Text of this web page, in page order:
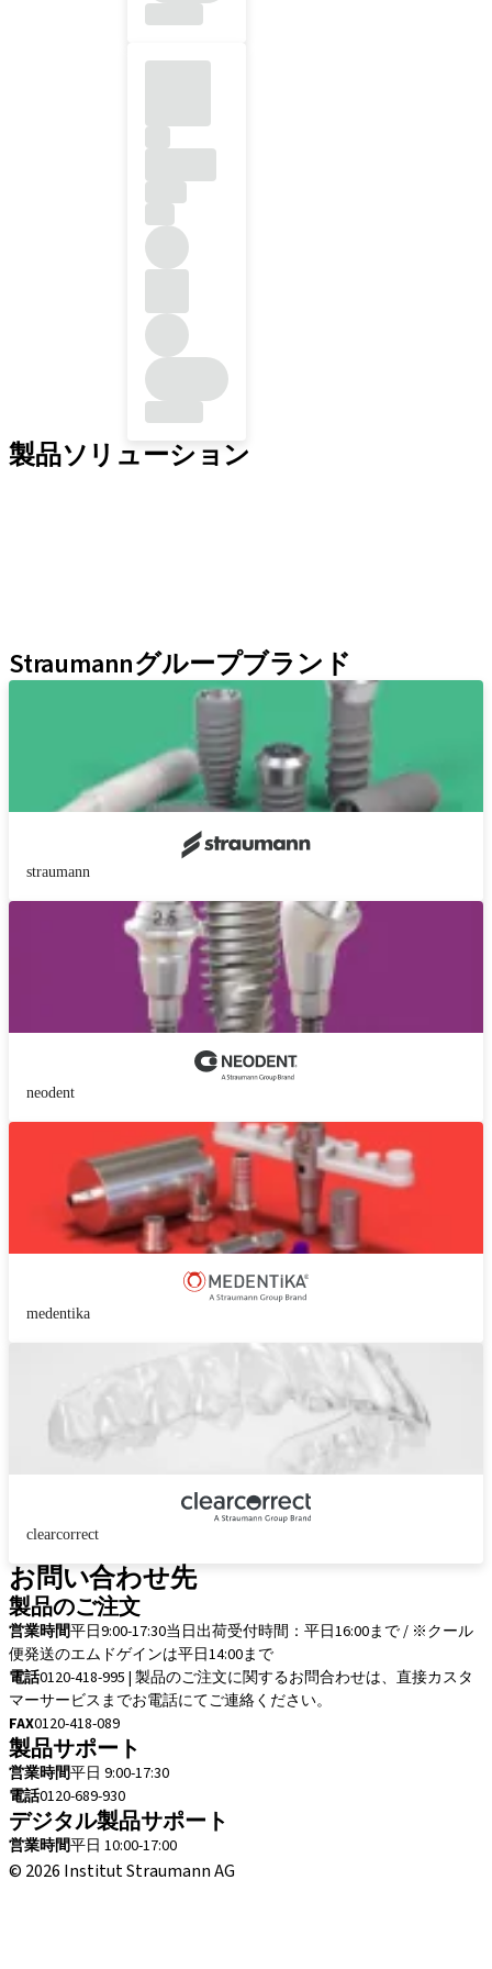
製品ソリューション
Straumannグループブランド
straumann
neodent
medentika
clearcorrect
お問い合わせ先
製品のご注文
営業時間平日9:00-17:30当日出荷受付時間：平日16:00まで / ※クール
便発送のエムドゲインは平日14:00まで
電話0120-418-995 | 製品のご注文に関するお問合わせは、直接カスタ
マーサービスまでお電話にてご連絡ください。
FAX0120-418-089
製品サポート
営業時間平日 9:00-17:30
電話0120-689-930
デジタル製品サポート
営業時間平日 10:00-17:00
© 2026 Institut Straumann AG